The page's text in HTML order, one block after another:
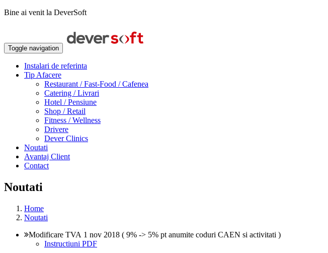
Bine ai venit la DeverSoft
Toggle navigation
Instalari de referinta
Tip Afacere
Restaurant / Fast-Food / Cafenea
Catering / Livrari
Hotel / Pensiune
Shop / Retail
Fitness / Wellness
Drivere
Dever Clinics
Noutati
Avantaj Client
Contact
Noutati
Home
Noutati
Modificare TVA 1 nov 2018 ( 9% -> 5% pt anumite coduri CAEN si activitati )
Instructiuni PDF